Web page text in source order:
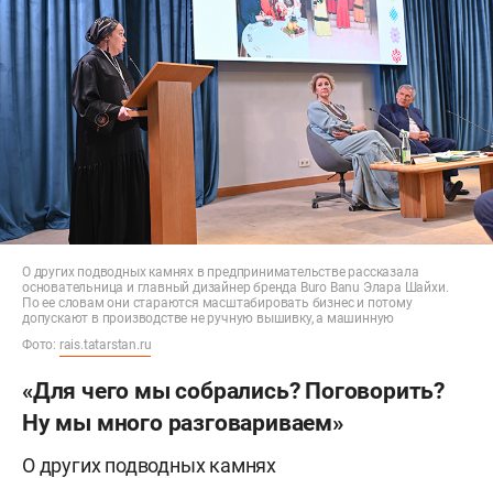
О других подводных камнях в предпринимательстве рассказала
основательница и главный дизайнер бренда Buro Banu Элара Шайхи.
По ее словам они стараются масштабировать бизнес и потому
допускают в производстве не ручную вышивку, а машинную
Фото: rais.tatarstan.ru
«Для чего мы собрались? Поговорить?
Ну мы много разговариваем»
О других подводных камнях